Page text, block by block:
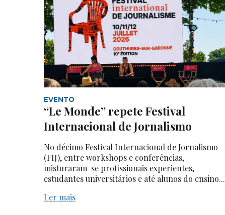
EVENTO
“Le Monde” repete Festival
Internacional de Jornalismo
No décimo Festival Internacional de Jornalismo
(FIJ), entre workshops e conferências,
misturaram-se profissionais experientes,
estudantes universitários e até alunos do ensino...
Ler mais